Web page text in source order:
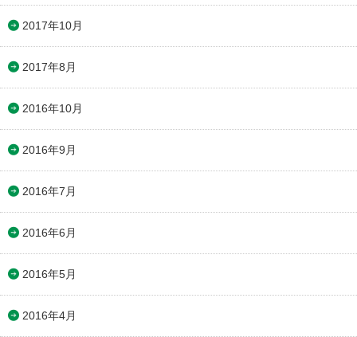
2017年10月
2017年8月
2016年10月
2016年9月
2016年7月
2016年6月
2016年5月
2016年4月